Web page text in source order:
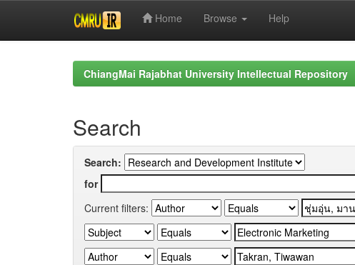
Home Browse Help
ChiangMai Rajabhat University Intellectual Repository
Search
Search:
for
Current filters: